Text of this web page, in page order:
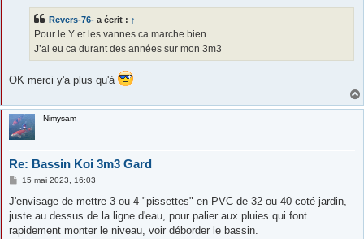
Revers-76- a écrit : ↑
Pour le Y et les vannes ca marche bien.
J’ai eu ca durant des années sur mon 3m3
OK merci y'a plus qu'à
Nimysam
Re: Bassin Koi 3m3 Gard
M
s
a
g
15 mai 2023, 16:03
J'envisage de mettre 3 ou 4 "pissettes" en PVC de 32 ou 40 coté jardin,
juste au dessus de la ligne d'eau, pour palier aux pluies qui font
rapidement monter le niveau, voir déborder le bassin.